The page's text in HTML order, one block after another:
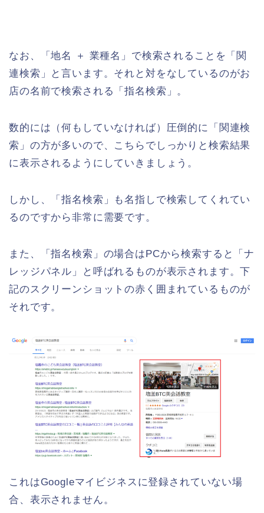
なお、「地名 ＋ 業種名」で検索されることを「関
連検索」と言います。それと対をなしているのがお
店の名前で検索される「指名検索」。
数的には（何もしていなければ）圧倒的に「関連検
索」の方が多いので、こちらでしっかりと検索結果
に表示されるようにしていきましょう。
しかし、「指名検索」も名指しで検索してくれてい
るのですから非常に需要です。
また、「指名検索」の場合はPCから検索すると「ナ
レッジパネル」と呼ばれるものが表示されます。下
記のスクリーンショットの赤く囲まれているものが
それです。
これはGoogleマイビジネスに登録されていない場
合、表示されません。